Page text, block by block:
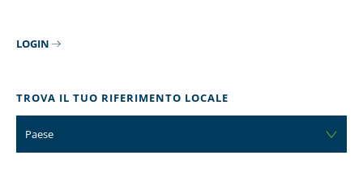
LOGIN
TROVA IL TUO RIFERIMENTO LOCALE
Paese